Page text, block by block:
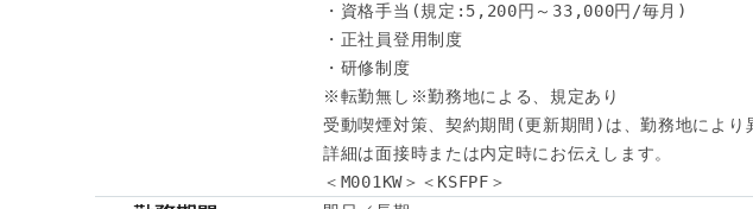
・資格手当(規定:5,200円～33,000円/毎月)
・正社員登用制度
・研修制度
※転勤無し※勤務地による、規定あり
受動喫煙対策、契約期間(更新期間)は、勤務地により
詳細は面接時または内定時にお伝えします。
＜M001KW＞＜KSFPF＞